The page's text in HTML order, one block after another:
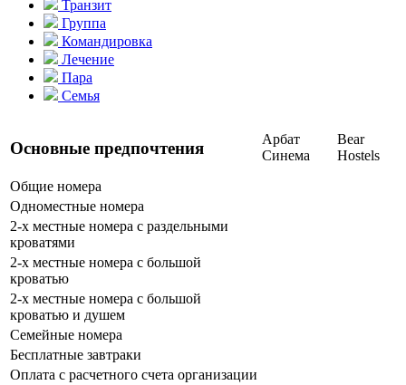
Транзит
Группа
Командировка
Лечение
Пара
Семья
Основные предпочтения
Арбат
Синема
Bear
Hostels
Общие номера
Одноместные номера
2-х местные номера с раздельными
кроватями
2-х местные номера с большой
кроватью
2-х местные номера с большой
кроватью и душем
Семейные номера
Бесплатные завтраки
Оплата с расчетного счета организации